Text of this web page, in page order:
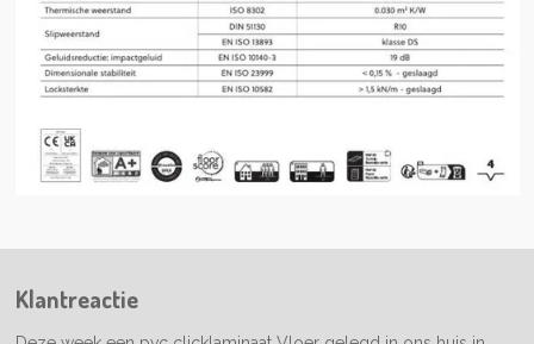
Klantreactie